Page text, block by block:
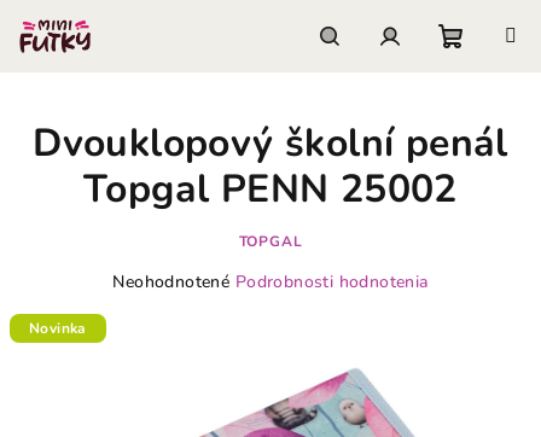
obsah
košík
Dvouklopový školní penál
Topgal PENN 25002
TOPGAL
Priemerné
Neohodnotené Podrobnosti hodnotenia
Novinka